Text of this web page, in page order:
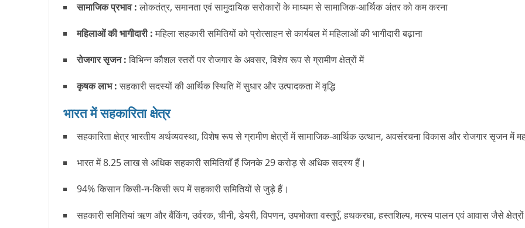
सामाजिक प्रभाव : लोकतंत्र, समानता एवं सामुदायिक सरोकारों के माध्यम से सामाजिक-आर्थिक अंतर को कम करना
महिलाओं की भागीदारी : महिला सहकारी समितियों को प्रोत्साहन से कार्यबल में महिलाओं की भागीदारी बढ़ाना
रोजगार सृजन : विभिन्न कौशल स्तरों पर रोजगार के अवसर, विशेष रूप से ग्रामीण क्षेत्रों में
कृषक लाभ : सहकारी सदस्यों की आर्थिक स्थिति में सुधार और उत्पादकता में वृद्धि
भारत में सहकारिता क्षेत्र
सहकारिता क्षेत्र भारतीय अर्थव्यवस्था, विशेष रूप से ग्रामीण क्षेत्रों में सामाजिक-आर्थिक उत्थान, अवसंरचना विकास और रोजगार सृजन में
भारत में 8.25 लाख से अधिक सहकारी समितियाँ हैं जिनके 29 करोड़ से अधिक सदस्य हैं।
94% किसान किसी-न-किसी रूप में सहकारी समितियों से जुड़े हैं।
सहकारी समितियां ऋण और बैंकिंग, उर्वरक, चीनी, डेयरी, विपणन, उपभोक्ता वस्तुएँ, हथकरघा, हस्तशिल्प, मत्स्य पालन एवं आवास जैसे